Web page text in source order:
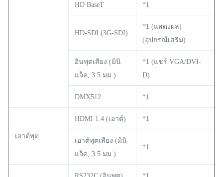
HD BaseT *1
HD-SDI (3G-SDI)
*1 (แสดงผล)
(อุปกรณ์เสริม)
อินพุตเสียง (มินิ
แจ็ค, 3.5 มม.)
*1 (แชร์ VGA/DVI-
D)
DMX512 *1
เอาต์พุต
HDMI 1.4 (เอาต์) *1
เอาต์พุตเสียง (มินิ
แจ็ค, 3.5 มม.)
*1